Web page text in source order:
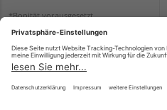
*Bonität vorausgesetzt